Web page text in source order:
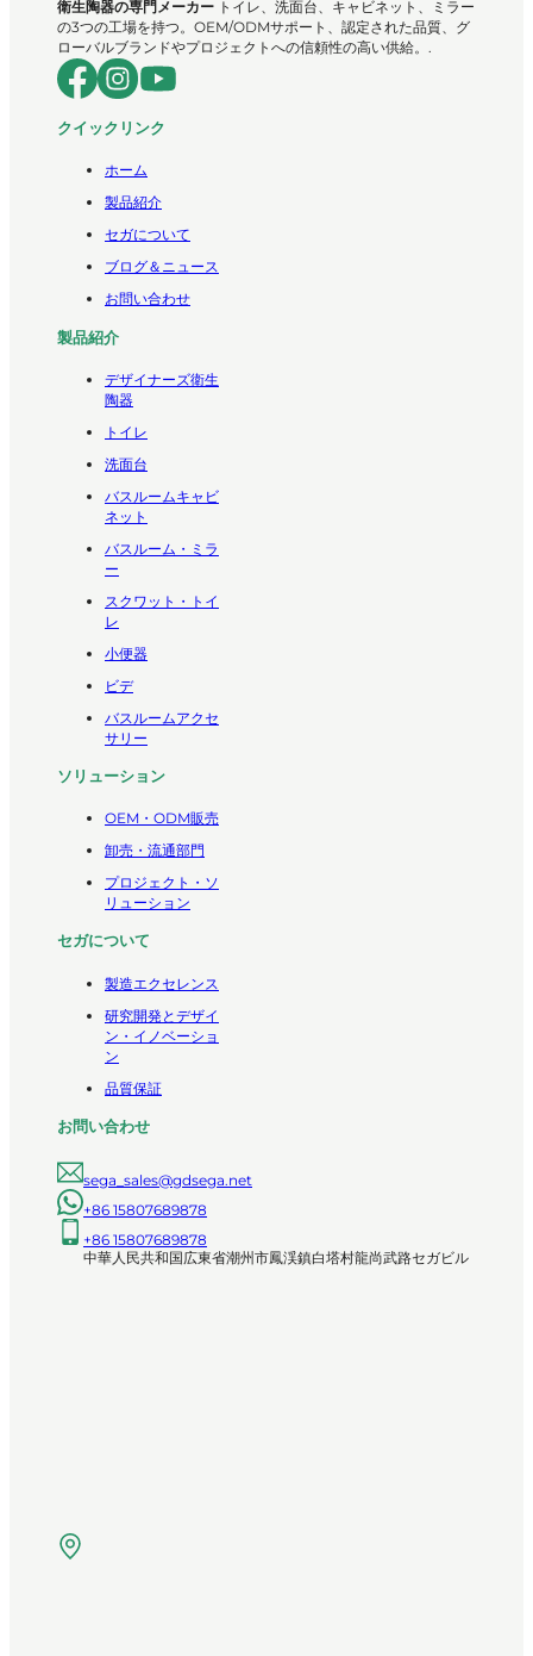
衛生陶器の専門メーカー トイレ、洗面台、キャビネット、ミラー
の3つの工場を持つ。OEM/ODMサポート、認定された品質、グ
ローバルブランドやプロジェクトへの信頼性の高い供給。.
クイックリンク
ホーム
製品紹介
セガについて
ブログ＆ニュース
お問い合わせ
製品紹介
デザイナーズ衛生
陶器
トイレ
洗面台
バスルームキャビ
ネット
バスルーム・ミラ
ー
スクワット・トイ
レ
小便器
ビデ
バスルームアクセ
サリー
ソリューション
OEM・ODM販売
卸売・流通部門
プロジェクト・ソ
リューション
セガについて
製造エクセレンス
研究開発とデザイ
ン・イノベーショ
ン
品質保証
お問い合わせ
sega_sales@gdsega.net
+86 15807689878
+86 15807689878
中華人民共和国広東省潮州市鳳渓鎮白塔村龍尚武路セガビル